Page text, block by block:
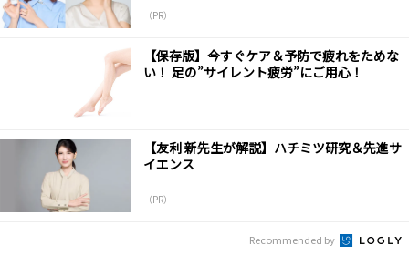
（PR）
【保存版】今すぐケア＆予防で疲れをためな
い！ 足の”サイレント疲労”にご用心！
【友利 新先生が解説】ハチミツ研究＆先進サ
イエンス
（PR）
Recommended by